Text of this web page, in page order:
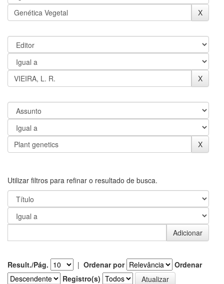
Utilizar filtros para refinar o resultado de busca.
Result./Pág. | Ordenar por
Ordenar
Registro(s)